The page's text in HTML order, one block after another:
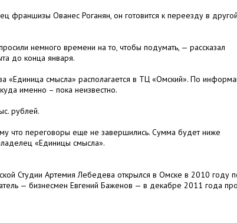
франшизы Ованес Роганян, он готовится к переезду в другой
немного времени на то, чтобы подумать, — рассказал
до конца января.
«Единица смысла» располагается в ТЦ «Омский». По
именно – пока неизвестно.
рублей.
что переговоры еще не завершились. Сумма будет ниже
«Единицы смысла».
Студии Артемия Лебедева открылся в Омске в 2010 году
— бизнесмен Евгений Баженов — в декабре 2011 года